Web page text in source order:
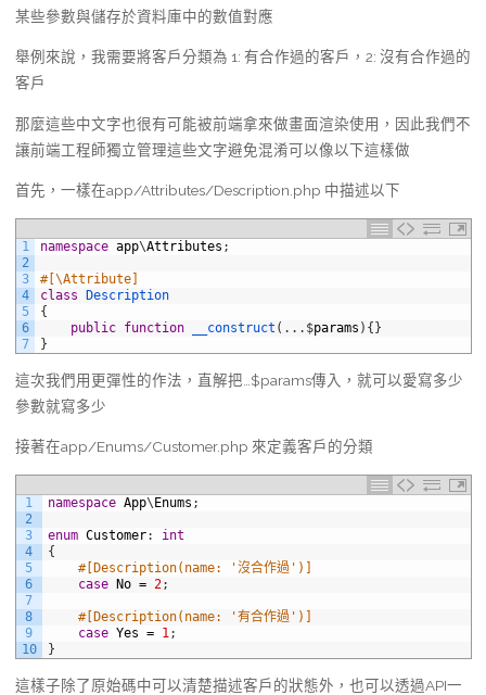
某些參數與儲存於資料庫中的數值對應
舉例來說，我需要將客戶分類為 1: 有合作過的客戶，2: 沒有合作過的
客戶
那麼這些中文字也很有可能被前端拿來做畫面渲染使用，因此我們不
讓前端工程師獨立管理這些文字避免混淆可以像以下這樣做
首先，一樣在app/Attributes/Description.php 中描述以下
1
2
3
4
5
6
7
namespace app\Attributes ;
#[\Attribute]
class
Description
{
public
function __construct ( . . . $params ) { }
}
這次我們用更彈性的作法，直解把…$params傳入，就可以愛寫多少
參數就寫多少
接著在app/Enums/Customer.php 來定義客戶的分類
1
2
3
4
5
6
7
8
9
10
namespace App\ Enums ;
enum Customer:
int
{
#[Description(name: '沒合作過')]
case
No = 2;
#[Description(name: '有合作過')]
case Yes = 1;
}
這樣子除了原始碼中可以清楚描述客戶的狀態外，也可以透過API一